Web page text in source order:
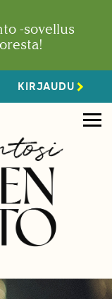
-sovellus
KIRJAUDU